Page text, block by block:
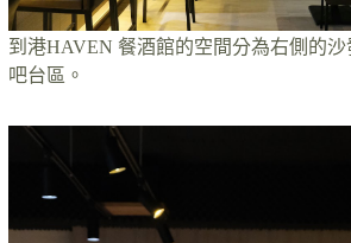
到港HAVEN 餐酒館的空間分為右側的
吧台區。